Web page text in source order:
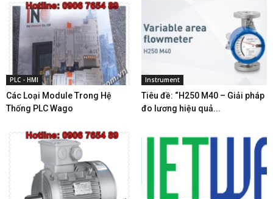
PLC - HMI
Các Loại Module Trong Hệ
Thống PLC Wago
Instrument
Tiêu đề: “H250 M40 – Giải pháp
đo lương hiệu quả...